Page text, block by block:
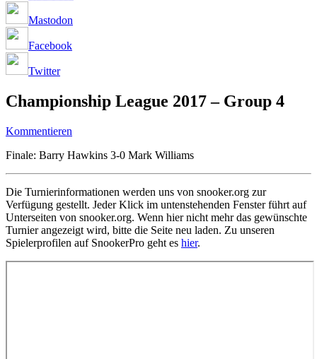
Mastodon
Facebook
Twitter
Championship League 2017 – Group 4
Kommentieren
Finale: Barry Hawkins 3-0 Mark Williams
Die Turnierinformationen werden uns von snooker.org zur
Verfügung gestellt. Jeder Klick im untenstehenden Fenster führt auf
Unterseiten von snooker.org. Wenn hier nicht mehr das gewünschte
Turnier angezeigt wird, bitte die Seite neu laden. Zu unseren
Spielerprofilen auf SnookerPro geht es hier.